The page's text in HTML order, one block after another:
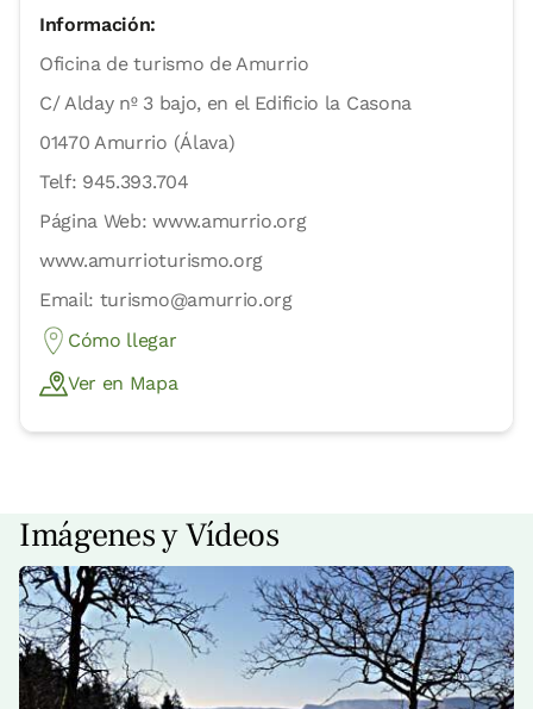
Información:
Oficina de turismo de Amurrio
C/ Alday nº 3 bajo, en el Edificio la Casona
01470 Amurrio (Álava)
Telf: 945.393.704
Página Web: www.amurrio.org
www.amurrioturismo.org
Email: turismo@amurrio.org
Cómo llegar
Ver en Mapa
Imágenes y Vídeos